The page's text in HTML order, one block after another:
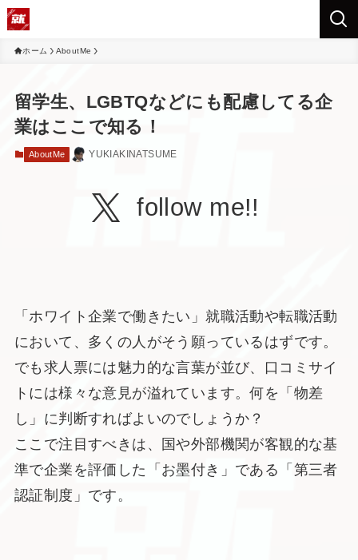
ホーム AboutMe
留学生、LGBTQなどにも配慮してる企
業はここで知る！
AboutMe YUKIAKINATSUME
follow me!!
「ホワイト企業で働きたい」就職活動や転職活動
において、多くの人がそう願っているはずです。
でも求人票には魅力的な言葉が並び、口コミサイ
トには様々な意見が溢れています。何を「物差
し」に判断すればよいのでしょうか？
ここで注目すべきは、国や外部機関が客観的な基
準で企業を評価した「お墨付き」である「第三者
認証制度」です。